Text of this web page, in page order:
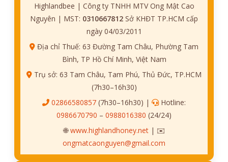
Highlandbee | Công ty TNHH MTV Ong Mật Cao
Nguyên | MST: 0310667812 Sở KHĐT TP.HCM cấp
ngày 04/03/2011
Địa chỉ Thuế: 63 Đường Tam Châu, Phường Tam
Bình, TP Hồ Chí Minh, Việt Nam
Trụ sở: 63 Tam Châu, Tam Phú, Thủ Đức, TP.HCM
(7h30–16h30)
02866580857 (7h30–16h30) |
Hotline:
0986670790 – 0988016380 (24/24)
🌐www.highlandhoney.net| ✉️
ongmatcaonguyen@gmail.com